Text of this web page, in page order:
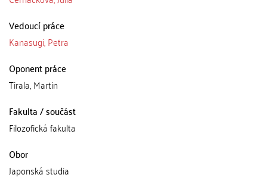
Vedoucí práce
Kanasugi, Petra
Oponent práce
Tirala, Martin
Fakulta / součást
Filozofická fakulta
Obor
Japonská studia